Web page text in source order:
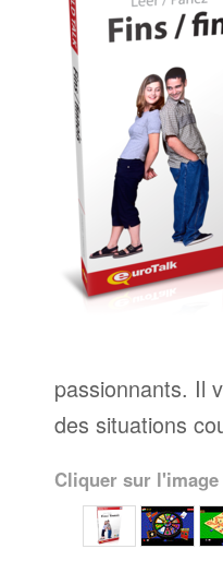
passionnants. Il
des situations
Cliquer sur